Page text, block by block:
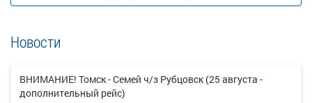
Новости
ВНИМАНИЕ! Томск - Семей ч/з Рубцовск (25 августа -
дополнительный рейс)